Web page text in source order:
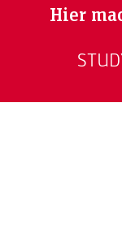
Hier